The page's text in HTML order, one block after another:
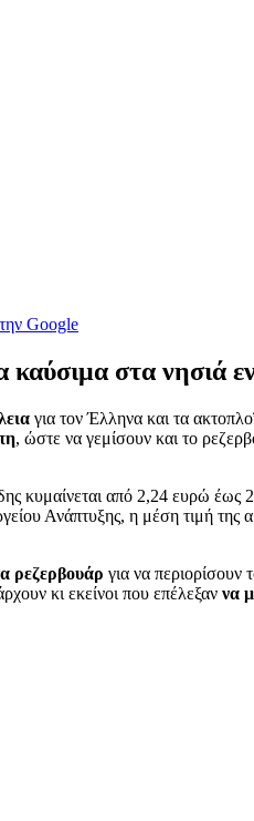
Google
στα νησιά
για τον Έλληνα και τα
, ώστε να γεμίσουν και το
κυμαίνεται από 2,24
Ανάπτυξης, η μέση τιμή
ρεζερβουάρ για να
κι εκείνοι που επέλεξαν να